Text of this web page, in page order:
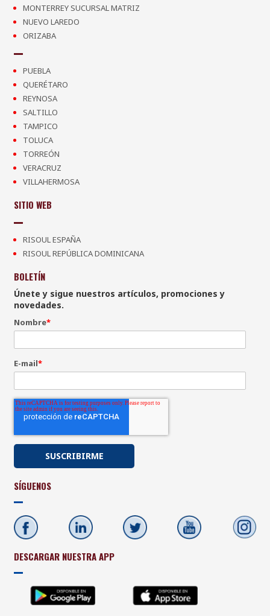
MONTERREY SUCURSAL MATRIZ
NUEVO LAREDO
ORIZABA
PUEBLA
QUERÉTARO
REYNOSA
SALTILLO
TAMPICO
TOLUCA
TORREÓN
VERACRUZ
VILLAHERMOSA
SITIO WEB
RISOUL ESPAÑA
RISOUL REPÚBLICA DOMINICANA
BOLETÍN
Únete y sigue nuestros artículos, promociones y
novedades.
Nombre*
E-mail*
SÍGUENOS
DESCARGAR NUESTRA APP